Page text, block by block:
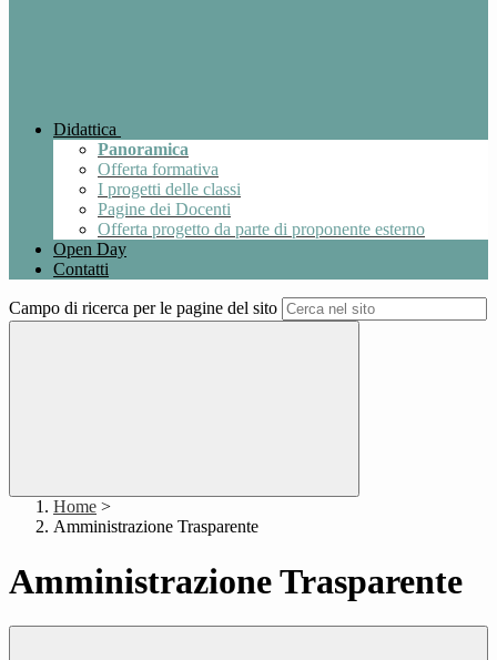
Didattica
Panoramica
Offerta formativa
I progetti delle classi
Pagine dei Docenti
Offerta progetto da parte di proponente esterno
Open Day
Contatti
Campo di ricerca per le pagine del sito
Home >
Amministrazione Trasparente
Amministrazione Trasparente